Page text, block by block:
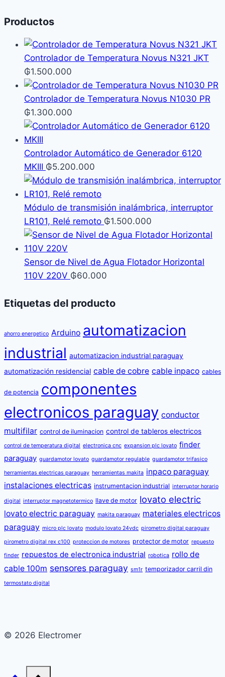
Productos
Controlador de Temperatura Novus N321 JKT
₲1.500.000
Controlador de Temperatura Novus N1030 PR
₲1.300.000
Controlador Automático de Generador 6120
MKIII ₲5.200.000
Módulo de transmisión inalámbrica, interruptor
LR101, Relé remoto ₲1.500.000
Sensor de Nivel de Agua Flotador Horizontal
110V 220V ₲60.000
Etiquetas del producto
ahorro energetico Arduino automatizacion
industrial automatizacion industrial paraguay
automatización residencial cable de cobre cable inpaco cables
de potencia componentes
electronicos paraguay conductor
multifilar control de iluminacion control de tableros electricos
control de temperatura digital electronica cnc expansion plc lovato finder
paraguay guardamotor lovato guardamotor regulable guardamotor trifasico
herramientas electricas paraguay herramientas makita inpaco paraguay
instalaciones electricas instrumentacion industrial interruptor horario
digital interruptor magnetotermico llave de motor lovato electric
lovato electric paraguay makita paraguay materiales electricos
paraguay micro plc lovato modulo lovato 24vdc pirometro digital paraguay
pirometro digital rex c100 proteccion de motores protector de motor repuesto
finder repuestos de electronica industrial robotica rollo de
cable 100m sensores paraguay sm1r temporizador carril din
termostato digital
© 2026 Electromer